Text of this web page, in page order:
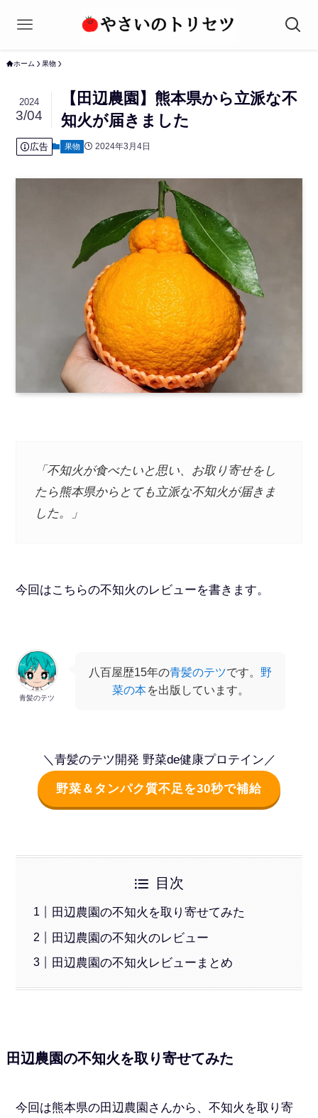
ホーム 果物
【田辺農園】熊本県から立派な不
知火が届きました
2024
3/04
広告 果物 2024年3月4日
「不知火が食べたいと思い、お取り寄せをし
たら熊本県からとても立派な不知火が届きま
した。」
今回はこちらの不知火のレビューを書きます。
青髪のテツ
八百屋歴15年の青髪のテツです。 野
菜の本を出版しています。
＼青髪のテツ開発 野菜de健康プロテイン／
野菜＆タンパク質不足を30秒で補給
目次
田辺農園の不知火を取り寄せてみた
田辺農園の不知火のレビュー
田辺農園の不知火レビューまとめ
田辺農園の不知火を取り寄せてみた
今回は熊本県の田辺農園さんから、不知火を取り寄